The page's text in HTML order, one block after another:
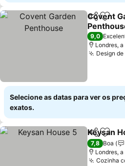
Partilhar
Covent
Ver
9,0
Londres,
Design
Selecione as datas para ver os
exatos.
Partilhar
Keysan
7,8 Boa
Londres,
Cozinha